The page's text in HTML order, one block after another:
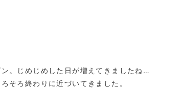
。じめじめした日が増えてきましたね…
そろ終わりに近づいてきました。